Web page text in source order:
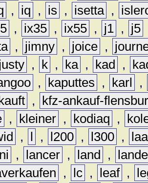
, iq , is , isetta ,
, ix35 , ix55 , j1 , j5
, jimny , joice ,
, k , ka , kad ,
, kaputtes , karl
,
,
kfz-ankauf-
, kleiner , kodiaq ,
, l , l200 , l300 ,
, lancer , land ,
, lc , leaf ,